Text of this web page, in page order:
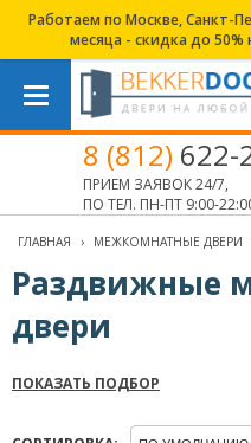
Работаем по Москве, Санкт-
месяца - скидка до
8 (812) 622-
ПРИЕМ ЗАЯВОК 24/7,
ПО ТЕЛ. ПН-ПТ 9:00-
ГЛАВНАЯ › МЕЖКОМНАТНЫЕ ДВЕРИ
Раздвижные
двери
ПОКАЗАТЬ ПОДБОР